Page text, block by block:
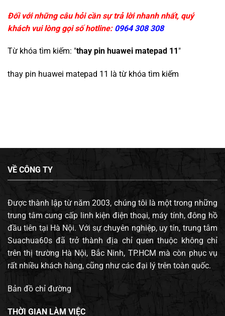
Đối với những câu hỏi cần sự trả lời nhanh nhất, quý
khách vui lòng gọi số hotline: 0964 308 308
Từ khóa tìm kiếm: "thay pin huawei matepad 11 "
thay pin huawei matepad 11 là từ khóa tìm kiếm
VỀ CÔNG TY
Được thành lập từ năm 2003, chúng tôi là một trong những
trung tâm cung cấp linh kiện điện thoại, máy tính, đông hồ
đầu tiên tại Hà Nội. Với sự chuyên nghiệp, uy tín, trung tâm
Suachua60s đã trở thành địa chỉ quen thuộc không chỉ
trên thị trường Hà Nội, Bắc Ninh, TP.HCM mà còn phục vụ
rất nhiều khách hàng, cũng như các đại lý trên toàn quốc.
Bản đồ chỉ đường
THỜI GIAN LÀM VIỆC